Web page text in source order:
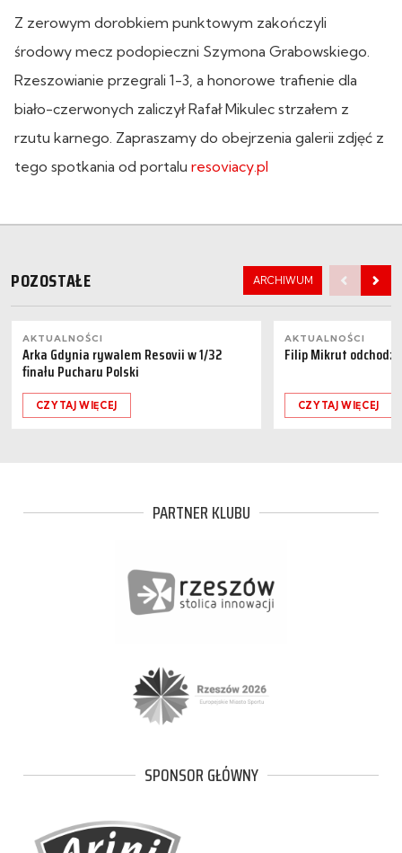
Z zerowym dorobkiem punktowym zakończyli
środowy mecz podopieczni Szymona Grabowskiego.
Rzeszowianie przegrali 1-3, a honorowe trafienie dla
biało-czerwonych zaliczył Rafał Mikulec strzałem z
rzutu karnego. Zapraszamy do obejrzenia galerii zdjęć z
tego spotkania od portalu resoviacy.pl
POZOSTAŁE ARCHIWUM
AKTUALNOŚCI
Arka Gdynia rywalem Resovii w 1/32
finału Pucharu Polski
CZYTAJ WIĘCEJ
AKTUALNOŚCI
Filip Mikrut
CZYTAJ WIĘCEJ
PARTNER KLUBU
SPONSOR GŁÓWNY